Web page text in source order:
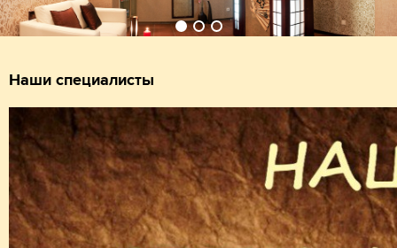
Наши специалисты